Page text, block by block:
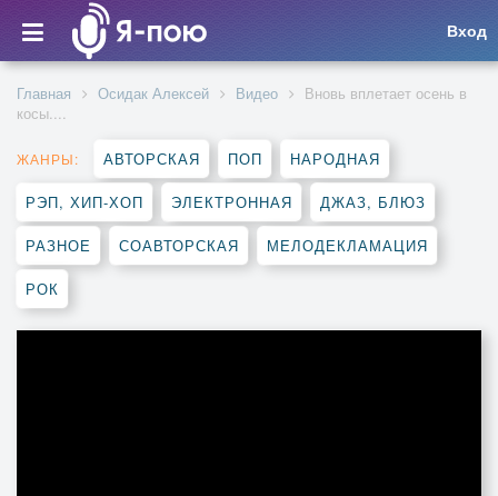
Вход
Главная Осидак Алексей Видео
Вновь вплетает осень в
косы....
ЖАНРЫ: АВТОРСКАЯ ПОП НАРОДНАЯ
РЭП, ХИП-ХОП ЭЛЕКТРОННАЯ ДЖАЗ, БЛЮЗ
РАЗНОЕ СОАВТОРСКАЯ МЕЛОДЕКЛАМАЦИЯ
РОК